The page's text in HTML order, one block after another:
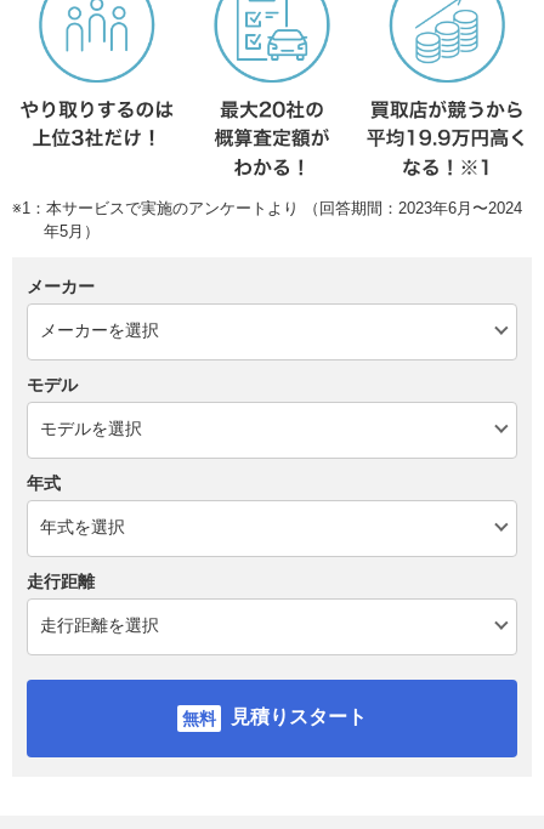
※1：本サービスで実施のアンケートより （回答期間：2023年6月〜2024
年5月）
メーカー
モデル
年式
走行距離
見積りスタート